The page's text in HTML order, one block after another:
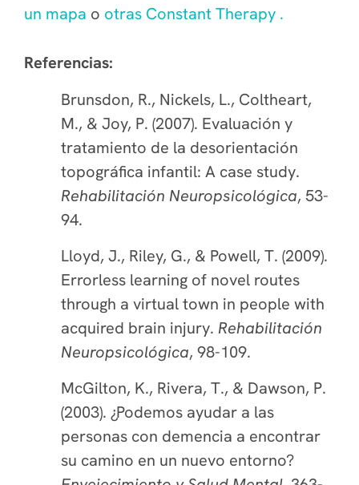
un mapa o otras Constant Therapy .
Referencias:
Brunsdon, R., Nickels, L., Coltheart,
M., & Joy, P. (2007). Evaluación y
tratamiento de la desorientación
topográfica infantil: A case study.
Rehabilitación Neuropsicológica, 53-
94.
Lloyd, J., Riley, G., & Powell, T. (2009).
Errorless learning of novel routes
through a virtual town in people with
acquired brain injury. Rehabilitación
Neuropsicológica, 98-109.
McGilton, K., Rivera, T., & Dawson, P.
(2003). ¿Podemos ayudar a las
personas con demencia a encontrar
su camino en un nuevo entorno?